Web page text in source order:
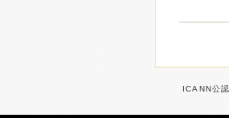
ICANN公